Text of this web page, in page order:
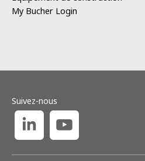
My Bucher Login
Suivez-nous